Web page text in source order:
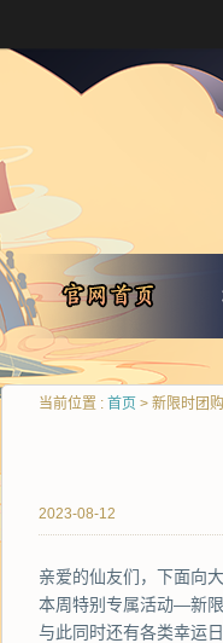
当前位置 : 首页 > 新限时团
2023-08-12
亲爱的仙友们，下面向
本周特别专属活动—新
与此同时还有各类幸运